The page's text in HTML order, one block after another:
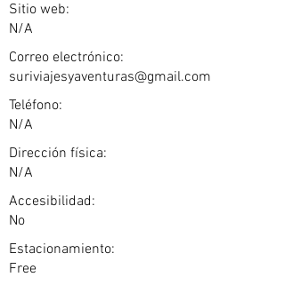
Sitio web:
N/A
Correo electrónico:
suriviajesyaventuras@gmail.com
Teléfono:
N/A
Dirección física:
N/A
Accesibilidad:
No
Estacionamiento:
Free